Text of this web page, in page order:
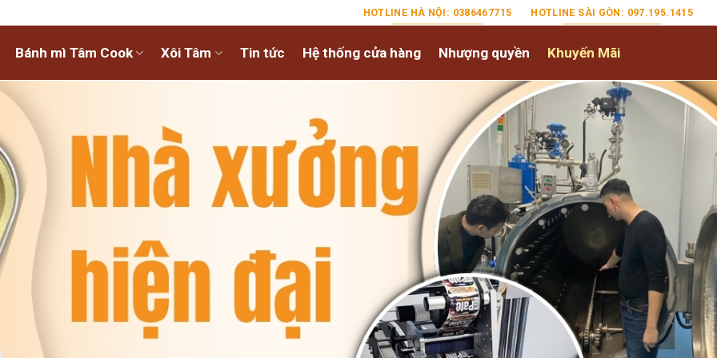
HOTLINE HÀ NỘI: 0386467715 HOTLINE SÀI GÒN: 097.195.1415
Bánh mì Tâm Cook Xôi Tâm Tin tức Hệ thống cửa hàng Nhượng quyền Khuyến Mãi